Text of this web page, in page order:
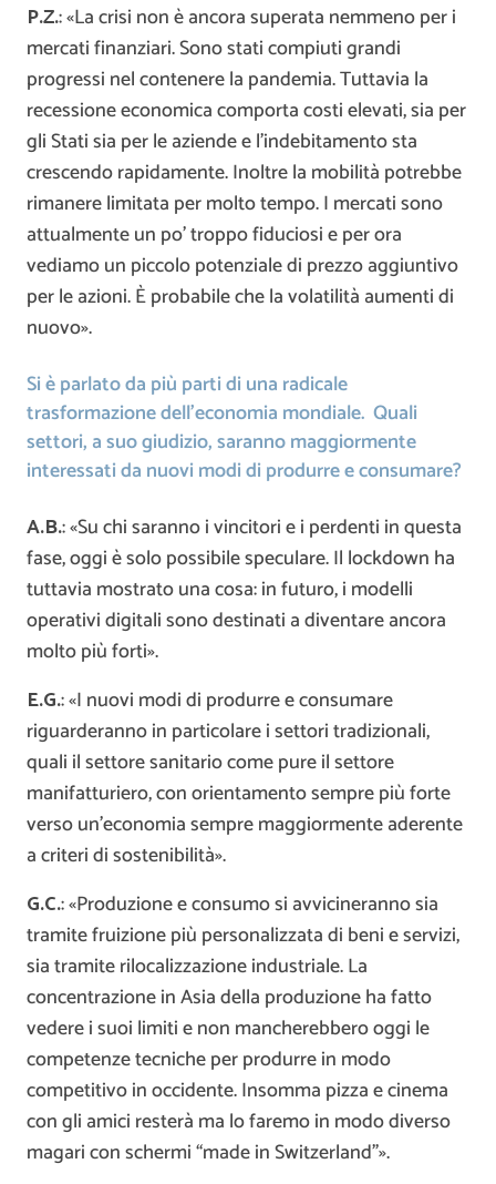
P.Z.: «La crisi non è ancora superata nemmeno per i
mercati finanziari. Sono stati compiuti grandi
progressi nel contenere la pandemia. Tuttavia la
recessione economica comporta costi elevati, sia per
gli Stati sia per le aziende e l’indebitamento sta
crescendo rapidamente. Inoltre la mobilità potrebbe
rimanere limitata per molto tempo. I mercati sono
attualmente un po’ troppo fiduciosi e per ora
vediamo un piccolo potenziale di prezzo aggiuntivo
per le azioni. È probabile che la volatilità aumenti di
nuovo».
Si è parlato da più parti di una radicale
trasformazione dell’economia mondiale. Quali
settori, a suo giudizio, saranno maggiormente
interessati da nuovi modi di produrre e consumare?
A.B.: «Su chi saranno i vincitori e i perdenti in questa
fase, oggi è solo possibile speculare. Il lockdown ha
tuttavia mostrato una cosa: in futuro, i modelli
operativi digitali sono destinati a diventare ancora
molto più forti».
E.G.: «I nuovi modi di produrre e consumare
riguarderanno in particolare i settori tradizionali,
quali il settore sanitario come pure il settore
manifatturiero, con orientamento sempre più forte
verso un’economia sempre maggiormente aderente
a criteri di sostenibilità».
G.C.: «Produzione e consumo si avvicineranno sia
tramite fruizione più personalizzata di beni e servizi,
sia tramite rilocalizzazione industriale. La
concentrazione in Asia della produzione ha fatto
vedere i suoi limiti e non mancherebbero oggi le
competenze tecniche per produrre in modo
competitivo in occidente. Insomma pizza e cinema
con gli amici resterà ma lo faremo in modo diverso
magari con schermi “made in Switzerland”».